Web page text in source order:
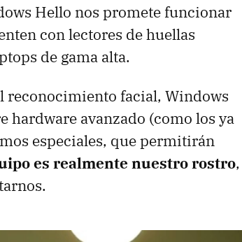
Hello nos promete funcionar
con lectores de huellas
de gama alta.
reconocimiento facial, Windows
avanzado (como los ya
especiales, que permitirán
es realmente nuestro rostro,